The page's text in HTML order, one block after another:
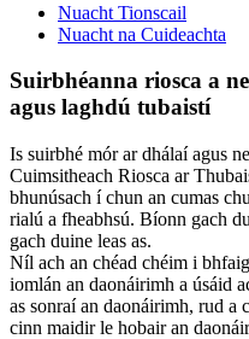
Nuacht Tionscail
Nuacht na Cuideachta
Suirbhéanna riosca a
agus laghdú tubaistí
Is suirbhé mór ar dhálaí agus
Cuimsitheach Riosca ar
bhunúsach í chun an cumas
rialú a fheabhsú. Bíonn gach
gach duine leas as.
Níl ach an chéad chéim i
iomlán an daonáirimh a úsáid
as sonraí an daonáirimh, rud a
cinn maidir le hobair an